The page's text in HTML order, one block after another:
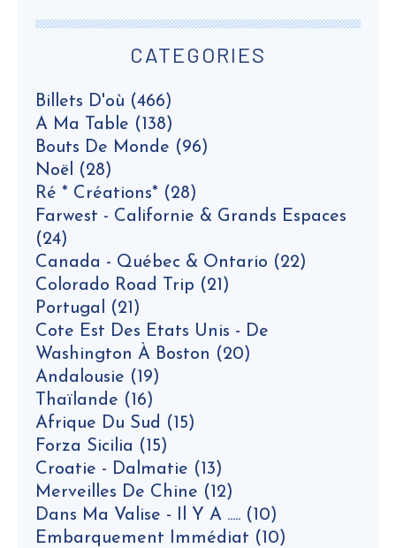
CATEGORIES
Billets D'où (466)
A Ma Table (138)
Bouts De Monde (96)
Noël (28)
Ré * Créations* (28)
Farwest - Californie & Grands Espaces
(24)
Canada - Québec & Ontario (22)
Colorado Road Trip (21)
Portugal (21)
Cote Est Des Etats Unis - De
Washington À Boston (20)
Andalousie (19)
Thaïlande (16)
Afrique Du Sud (15)
Forza Sicilia (15)
Croatie - Dalmatie (13)
Merveilles De Chine (12)
Dans Ma Valise - Il Y A ..... (10)
Embarquement Immédiat (10)